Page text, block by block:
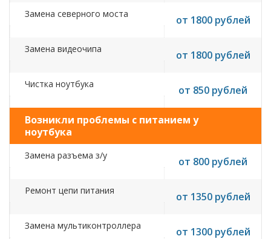
Замена северного моста от 1800 рублей
Замена видеочипа от 1800 рублей
Чистка ноутбука от 850 рублей
Возникли проблемы с питанием у
ноутбука
Замена разъема з/у от 800 рублей
Ремонт цепи питания от 1350 рублей
Замена мультиконтроллера от 1300 рублей